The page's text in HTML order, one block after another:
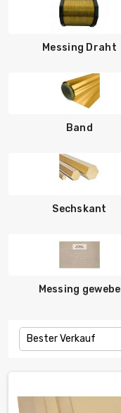
Messing Draht
Band
Sechskant
Messing gewebe
Bester Verkauf